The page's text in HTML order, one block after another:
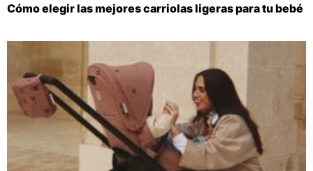
Cómo elegir las mejores carriolas ligeras para tu bebé